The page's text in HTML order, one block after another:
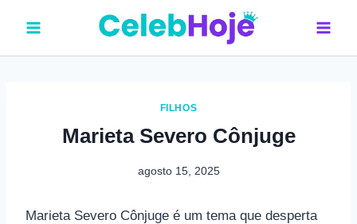
o
FILHOS
Marieta Severo Cônjuge
agosto 15, 2025
Marieta Severo Cônjuge é um tema que desperta